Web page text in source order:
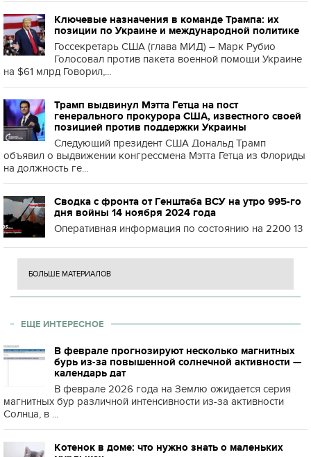
Ключевые назначения в команде Трампа: их
позиции по Украине и международной политике
Госсекретарь США (глава МИД) – Марк Рубио
Голосовал против пакета военной помощи Украине
на $61 млрд Говорил,...
Трамп выдвинул Мэтта Гетца на пост
генерального прокурора США, известного своей
позицией против поддержки Украины
Следующий президент США Дональд Трамп
объявил о выдвижении конгрессмена Мэтта Гетца из Флориды
на должность ге...
Сводка с фронта от Генштаба ВСУ на утро 995-го
дня войны 14 ноября 2024 года
Оперативная информация по состоянию на 2200 13
БОЛЬШЕ МАТЕРИАЛОВ
ЕЩЕ ИНТЕРЕСНОЕ
В феврале прогнозируют несколько магнитных
бурь из-за повышенной солнечной активности —
календарь дат
В феврале 2026 года на Землю ожидается серия
магнитных бур различной интенсивности из-за активности
Солнца, в ...
Котенок в доме: что нужно знать о маленьких